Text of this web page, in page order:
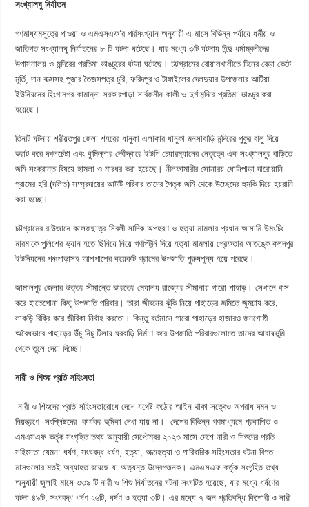
সংখ্যালঘু নির্যাতন
গণমাধ্যমসূত্রে পাওয়া ও এমএসএফ’র পরিসংখ্যান অনুযায়ী এ মাসে বিভিন্ন পর্যায়ে ধর্মীয় ও
জাতিগত সংখ্যালঘু নির্যাতনের ৮ টি ঘটনা ঘটেছে। যার মধ্যে ৩টি ঘটনায় হিন্দু ধর্মাম্বলীদের
উপাসনালয় ও মন্দিরের প্রতিমা ভাঙচুরের ঘটনা ঘটেছে। চট্টগ্রামের বোয়ালখালীতে টিনের বেড়া কেটে
মূর্তি, দান বাক্সসহ পূজার তৈজসপত্র চুরি, ফরিদপুর ও টাঙ্গাইলের দেলদুয়ার উপজেলার আটিয়া
ইউনিয়নের হিংগানগর কামান্না সরকারপাড়া সার্বজনীন কালী ও দুর্গামন্দিরে প্রতিমা ভাঙচুর করা
হয়েছে।
তিনটি ঘটনায় শরীয়তপুর জেলা শহরের ধানুকা এলাকার ধানুকা মনসাবাড়ি মন্দিরের পুকুর বালু দিয়ে
ভরাট করে দখলচেষ্টা এবং কুমিল্লার দেবীদ্বারে ইউপি চেয়ারম্যানের নেতৃত্বে এক সংখ্যালঘুর বাড়িতে
জমি সংক্রান্ত বিষয়ে হামলা ও মারধর করা হয়েছে। নীলফামারীর সোনারয় ধোনিপাড়া দারোয়ানি
গ্রামের হরি (দলিত) সম্প্রদায়ের আটটি পরিবার তাদের পৈতৃক জমি থেকে উচ্ছেদের হুমকি দিয়ে হয়রানি
করা হচ্ছে।
চট্টগ্রামের রাউজানে কলেজছাত্র সিবলী সাদিক অপহরণ ও হত্যা মামলার প্রধান আসামি উমংচিং
মারমাকে পুলিশের ভ্যান হতে ছিনিয়ে নিয়ে গণপিটুনি দিয়ে হত্যা মামলায় গ্রেফতার আতঙ্কে কলদপুর
ইউনিয়নের পঞ্চপাড়াসহ আশপাশের কয়েকটি গ্রামের উপজাতি পুরুষশূন্য হয়ে পরেছে।
জামালপুর জেলার উত্তর সীমান্তে ভারতের মেঘালয় রাজ্যের সীমানায় গারো পাহাড়। সেখানে বাস
করে হাতেগোনা কিছু উপজাতি পরিবার। তারা জীবনের ঝুঁকি নিয়ে পাহাড়ের জমিতে জুমচাষ করে,
লাকড়ি বিক্রি করে জীবিকা নির্বাহ করতো। কিন্তু বর্তমানে গারো পাহাড়ের হাজারও জনগোষ্ঠী
অবৈধভাবে পাহাড়ের উঁচু-নিচু টিলায় ঘরবাড়ি নির্মাণ করে উপজাতি পরিবারগুলোতে তাদের আবাষভূমি
থেকে তুলে দেয়া দিচ্ছে।
নারী ও শিশুর প্রতি সহিংসতা
নারী ও শিশুদের প্রতি সহিংসতারোধে দেশে যথেষ্ট কঠোর আইন থাকা সত্বেও অপরাধ দমন ও
নিয়ন্ত্রণে সংশ্লিষ্টদের কার্যকর ভূমিকা দেখা যায় না। দেশের বিভিন্ন গণমাধ্যমে প্রকাশিত ও
এমএসএফ কর্তৃক সংগৃহিত তথ্য অনুযায়ী সেপ্টেম্বর ২০২৩ মাসে দেশে নারী ও শিশুদের প্রতি
সহিংসতা যেমন: ধর্ষণ, সংঘবদ্ধ ধর্ষণ, হত্যা, আত্মহত্যা ও পারিবারিক সহিংসতার ঘটনা বিগত
মাসগুলোর মতই অব্যাহত রয়েছে যা অত্যন্ত উদ্বেগজনক। এমএসএফ কর্তৃক সংগৃহিত তথ্য
অনুযায়ী জুলাই মাসে ৩৩৯ টি নারী ও শিশু নির্যাতনের ঘটনা সংঘটিত হয়েছে, যার মধ্যে ধর্ষণের
ঘটনা ৪৯টি, সংঘবদ্ধ ধর্ষণ ২৬টি, ধর্ষণ ও হত্যা ৩টি। এর মধ্যে ৭ জন প্রতিবন্ধি কিশোরী ও নারী